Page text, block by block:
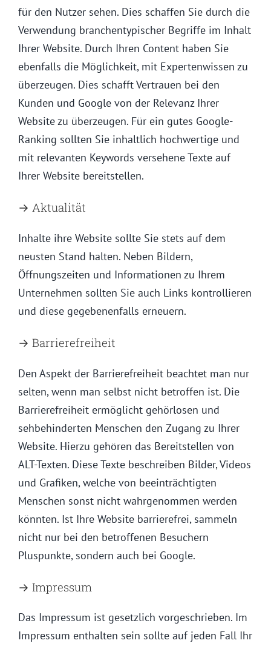
für den Nutzer sehen. Dies schaffen Sie durch die
Verwendung branchentypischer Begriffe im Inhalt
Ihrer Website. Durch Ihren Content haben Sie
ebenfalls die Möglichkeit, mit Expertenwissen zu
überzeugen. Dies schafft Vertrauen bei den
Kunden und Google von der Relevanz Ihrer
Website zu überzeugen. Für ein gutes Google-
Ranking sollten Sie inhaltlich hochwertige und
mit relevanten Keywords versehene Texte auf
Ihrer Website bereitstellen.
→ Aktualität
Inhalte ihre Website sollte Sie stets auf dem
neusten Stand halten. Neben Bildern,
Öffnungszeiten und Informationen zu Ihrem
Unternehmen sollten Sie auch Links kontrollieren
und diese gegebenenfalls erneuern.
→ Barrierefreiheit
Den Aspekt der Barrierefreiheit beachtet man nur
selten, wenn man selbst nicht betroffen ist. Die
Barrierefreiheit ermöglicht gehörlosen und
sehbehinderten Menschen den Zugang zu Ihrer
Website. Hierzu gehören das Bereitstellen von
ALT-Texten. Diese Texte beschreiben Bilder, Videos
und Grafiken, welche von beeinträchtigten
Menschen sonst nicht wahrgenommen werden
könnten. Ist Ihre Website barrierefrei, sammeln
nicht nur bei den betroffenen Besuchern
Pluspunkte, sondern auch bei Google.
→ Impressum
Das Impressum ist gesetzlich vorgeschrieben. Im
Impressum enthalten sein sollte auf jeden Fall Ihr